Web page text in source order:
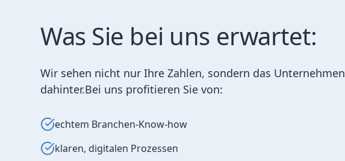
Was Sie bei uns erwartet:
Wir sehen nicht nur Ihre Zahlen, sondern das Unternehmen
dahinter.Bei uns profitieren Sie von:
echtem Branchen-Know-how
klaren, digitalen Prozessen